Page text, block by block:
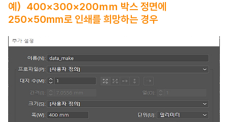
예）400×300×200ｍｍ 박스 정면에
250×50mm로 인쇄를 희망하는 경우